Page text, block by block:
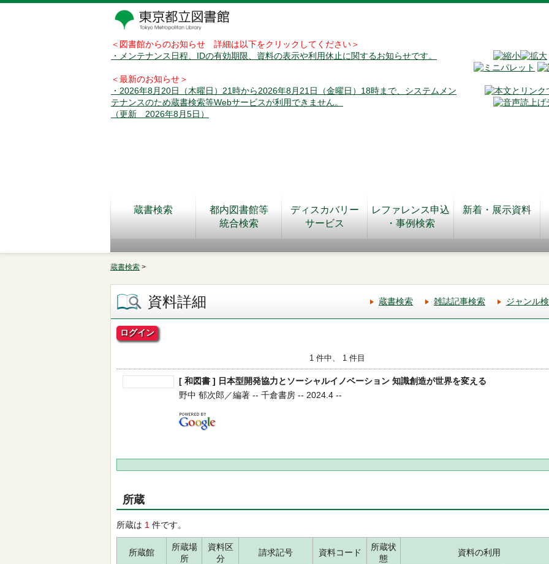
＜図書館からのお知らせ 詳細は以下をクリックしてください＞
・メンテナンス日程、IDの有効期限、資料の表示や利用休止に関するお知らせです。
＜最新のお知らせ＞
・2026年8月20日（木曜日）21時から2026年8月21日（金曜日）18時まで、システムメン
テナンスのため蔵書検索等Webサービスが利用できません。
（更新 2026年8月5日）
蔵書検索
都内図書館等
統合検索
ディスカバリー
サービス
レファレンス申込
・事例検索
新着・展示資料
蔵書検索 >
資料詳細 蔵書検索 雑誌記事検索 ジャンル
ログイン
1 件中、 1 件目
[ 和図書 ] 日本型開発協力とソーシャルイノベーション 知識創造が世界を変える
野中 郁次郎／編著 -- 千倉書房 -- 2024.4 --
所蔵
所蔵は 1 件です。
所蔵館
所蔵場
所
資料区
分
請求記号 資料コード
所蔵状
態
資料の利用